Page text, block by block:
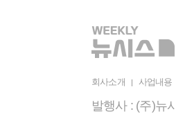
회사소개 사업내용
발행사 : (주)